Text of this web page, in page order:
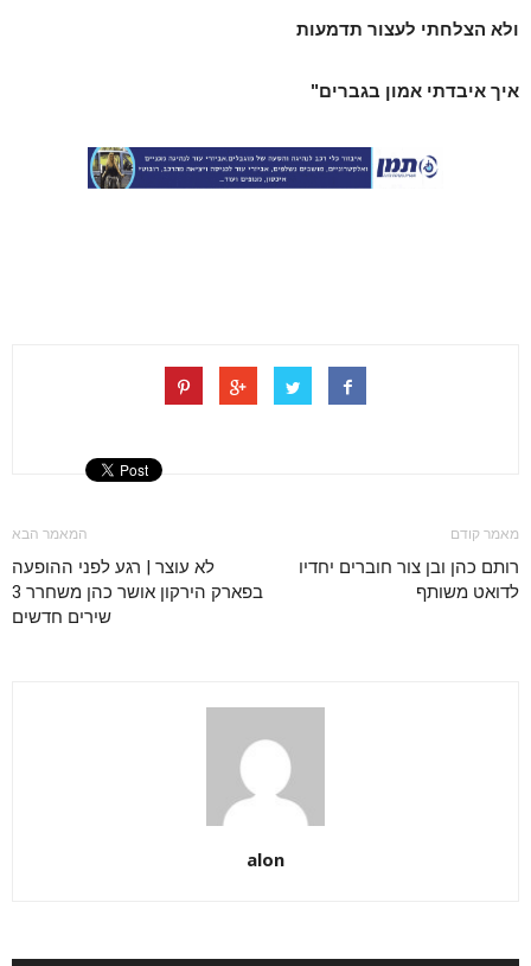
ולא הצלחתי לעצור תדמעות
איך איבדתי אמון בגברים"
מאמר קודם
רותם כהן ובן צור חוברים יחדיו
לדואט משותף
המאמר הבא
לא עוצר | רגע לפני ההופעה
בפארק הירקון אושר כהן משחרר 3
שירים חדשים
alon